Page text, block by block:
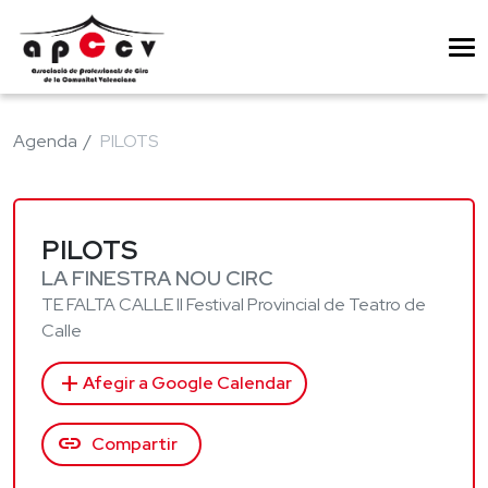
Agenda PILOTS
PILOTS
LA FINESTRA NOU CIRC
TE FALTA CALLE II Festival Provincial de Teatro de
Calle
add Afegir a Google Calendar
link Compartir